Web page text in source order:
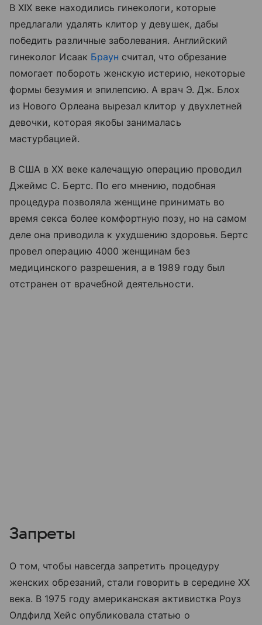
В XIX веке находились гинекологи, которые
предлагали удалять клитор у девушек, дабы
победить различные заболевания. Английский
гинеколог Исаак Браун считал, что обрезание
помогает побороть женскую истерию, некоторые
формы безумия и эпилепсию. А врач Э. Дж. Блох
из Нового Орлеана вырезал клитор у двухлетней
девочки, которая якобы занималась
мастурбацией.
В США в XX веке калечащую операцию проводил
Джеймс С. Бертс. По его мнению, подобная
процедура позволяла женщине принимать во
время секса более комфортную позу, но на самом
деле она приводила к ухудшению здоровья. Бертс
провел операцию 4000 женщинам без
медицинского разрешения, а в 1989 году был
отстранен от врачебной деятельности.
Запреты
О том, чтобы навсегда запретить процедуру
женских обрезаний, стали говорить в середине XX
века. В 1975 году американская активистка Роуз
Олдфилд Хейс опубликовала статью о